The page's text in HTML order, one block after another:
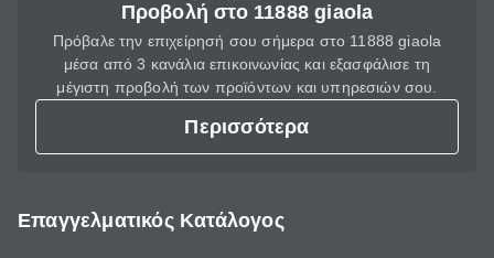
Προβολή στο 11888 giaola
Πρόβαλε την επιχείρησή σου σήμερα στο 11888 giaola
μέσα από 3 κανάλια επικοινωνίας και εξασφάλισε τη
μέγιστη προβολή των προϊόντων και υπηρεσιών σου.
Περισσότερα
Επαγγελματικός Κατάλογος